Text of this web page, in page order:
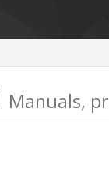
Manuals,